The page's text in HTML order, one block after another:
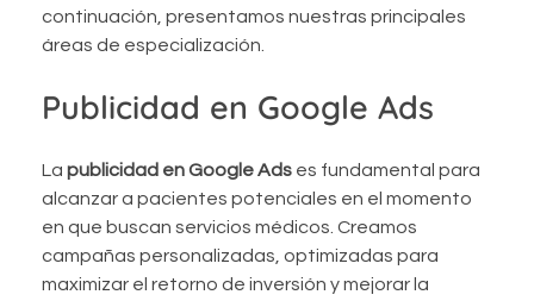
continuación, presentamos nuestras principales
áreas de especialización.
Publicidad en Google Ads
La publicidad en Google Ads es fundamental para
alcanzar a pacientes potenciales en el momento
en que buscan servicios médicos. Creamos
campañas personalizadas, optimizadas para
maximizar el retorno de inversión y mejorar la